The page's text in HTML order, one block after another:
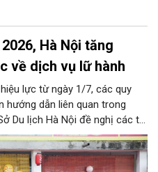
Hà Nội tăng
về dịch vụ lữ hành
lực từ ngày 1/7, các quy
hướng dẫn liên quan trong
Du lịch Hà Nội đề nghị các tổ
dịch vụ lữ hành trên địa
dung quan trọng. Qua đó
mục tiêu phát triển du lịch Hà